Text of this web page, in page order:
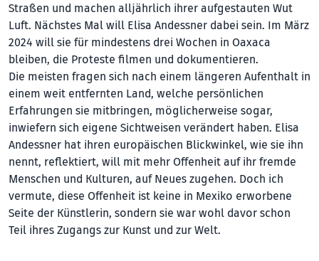
Straßen und machen alljährlich ihrer aufgestauten Wut
Luft. Nächstes Mal will Elisa Andessner dabei sein. Im März
2024 will sie für mindestens drei Wochen in Oaxaca
bleiben, die Proteste filmen und dokumentieren.
Die meisten fragen sich nach einem längeren Aufenthalt in
einem weit entfernten Land, welche persönlichen
Erfahrungen sie mitbringen, möglicherweise sogar,
inwiefern sich eigene Sichtweisen verändert haben. Elisa
Andessner hat ihren europäischen Blickwinkel, wie sie ihn
nennt, reflektiert, will mit mehr Offenheit auf ihr fremde
Menschen und Kulturen, auf Neues zugehen. Doch ich
vermute, diese Offenheit ist keine in Mexiko erworbene
Seite der Künstlerin, sondern sie war wohl davor schon
Teil ihres Zugangs zur Kunst und zur Welt.